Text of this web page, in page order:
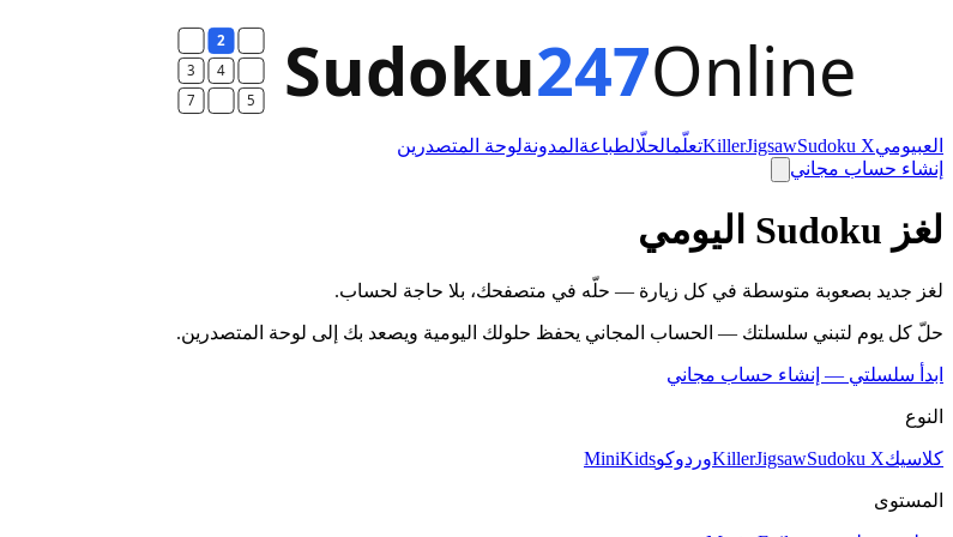
العبيومي KillerJigsawSudoku X تعلّمالحلّالطباعة المدونةلوحة المتصدرين
إنشاء حساب مجاني
لغز Sudoku اليومي
لغز جديد بصعوبة متوسطة في كل زيارة — حلّه في متصفحك، بلا حاجة لحساب.
حلّ كل يوم لتبني سلسلتك — الحساب المجاني يحفظ حلولك اليومية ويصعد بك إلى لوحة المتصدرين.
ابدأ سلسلتي — إنشاء حساب مجاني
النوع
كلاسيك KillerJigsawSudoku X وردوكو MiniKids
المستوى